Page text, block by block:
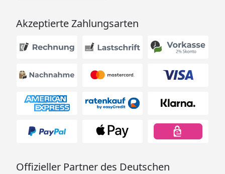
Akzeptierte Zahlungsarten
Offizieller Partner des Deutschen